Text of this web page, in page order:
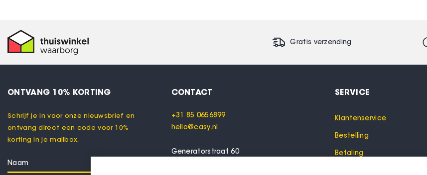
Gratis verzending
ONTVANG 10% KORTING
Schrijf je in voor onze nieuwsbrief en
ontvang direct een code voor 10%
korting in je mailbox.
CONTACT
+31 85 0656899
hello@casy.nl
Generatorstraat 60
SERVICE
Klantenservice
Bestelling
Betaling